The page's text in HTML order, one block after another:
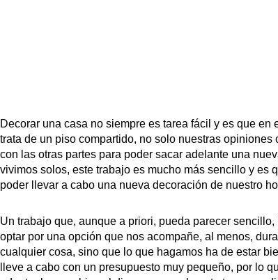
Decorar una casa no siempre es tarea fácil y es que
trata de un piso compartido, no solo nuestras
con las otras partes para poder sacar adelante una
vivimos solos, este trabajo es mucho más sencillo y es
poder llevar a cabo una nueva decoración de nuestro
Un trabajo que, aunque a priori, pueda parecer
optar por una opción que nos acompañe, al menos,
cualquier cosa, sino que lo que hagamos ha de estar
lleve a cabo con un presupuesto muy pequeño, por lo